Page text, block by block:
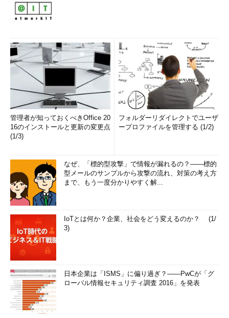
管理者が知っておくべきOffice 20
16のインストールと更新の変更点
(1/3)
フォルダーリダイレクトでユーザ
ープロファイルを管理する (1/2)
なぜ、「標的型攻撃」で情報が漏れるの？――標的
型メールのサンプルから攻撃の流れ、対策の考え方
まで、もう一度分かりやすく解...
IoTとは何か？企業、社会をどう変えるのか？ (1/
3)
日本企業は「ISMS」に偏り過ぎ？――PwCが「グ
ローバル情報セキュリティ調査 2016」を発表